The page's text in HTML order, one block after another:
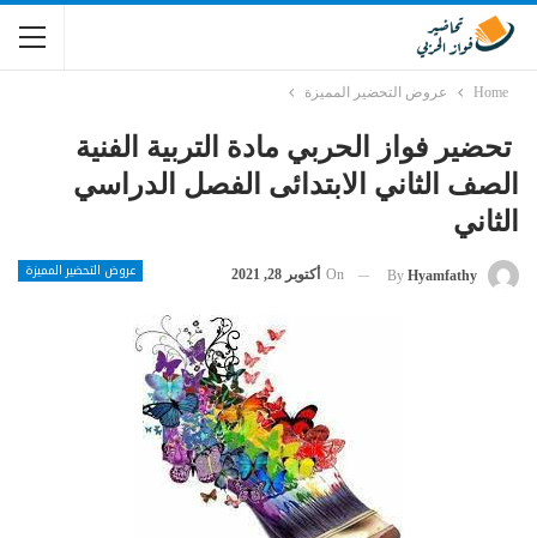
Home عروض التحضير المميزة
تحضير فواز الحربي مادة التربية الفنية
الصف الثاني الابتدائى الفصل الدراسي
الثاني
عروض التحضير المميزة By Hyamfathy
On أكتوبر 28, 2021